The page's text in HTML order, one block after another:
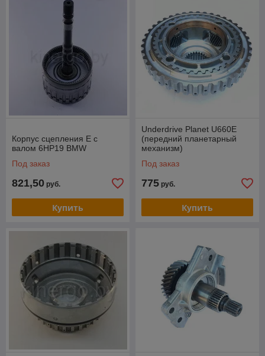
Корпус сцепления E с
валом 6HP19 BMW
Под заказ
821,50 руб.
Купить
Underdrive Planet U660E
(передний планетарный
механизм)
Под заказ
775 руб.
Купить